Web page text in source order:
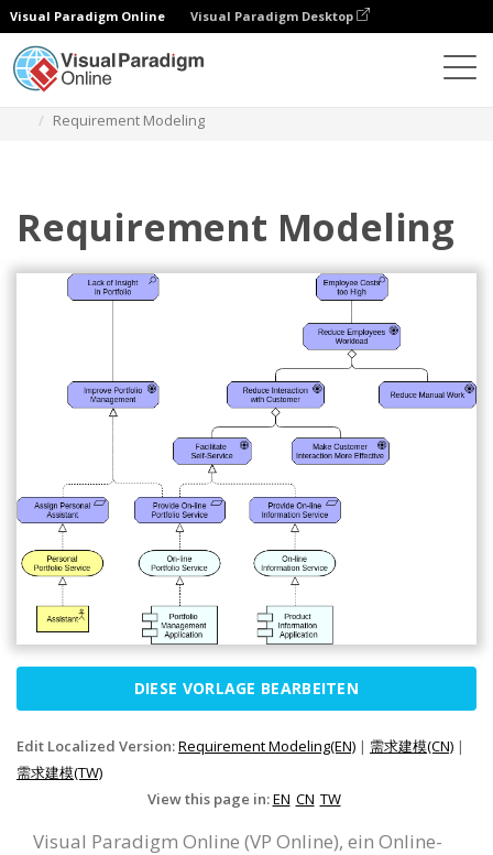
Visual Paradigm Online Visual Paradigm Desktop
Requirement Modeling
Requirement Modeling
DIESE VORLAGE BEARBEITEN
Edit Localized Version:Requirement Modeling(EN) | 需求建模(CN) |
需求建模(TW)
View this page in:EN CN TW
Visual Paradigm Online (VP Online), ein Online-